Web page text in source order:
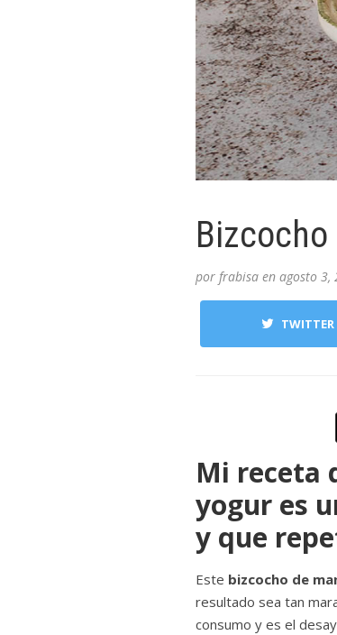
Bizcocho
por frabisa en agosto 3,
TWITTER
Mi receta
yogur es
y que
Este bizcocho de
resultado sea tan
consumo y es el